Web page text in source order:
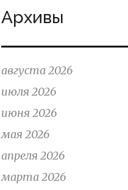
Архивы
августа 2026
июля 2026
июня 2026
мая 2026
апреля 2026
марта 2026